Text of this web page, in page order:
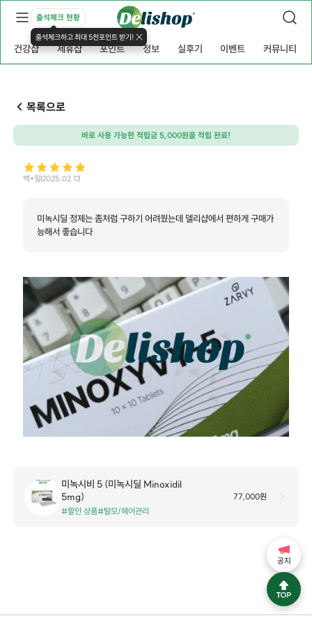
출석체크 현황
출석체크하고 최대 5천포인트 받기!
건강샵 제휴샵 포인트 정보 실후기 이벤트 커뮤니티
목록으로
바로 사용 가능한 적립금 5,000원을 적립 완료!
백*일2025.02.13
미녹시딜 정제는 좀처럼 구하기 어려웠는데 델리샵에서 편하게 구매가
능해서 좋습니다
미녹시비 5 (미녹시딜 Minoxidil
5mg)
#할인 상품#탈모/헤어관리
77,000원
공지